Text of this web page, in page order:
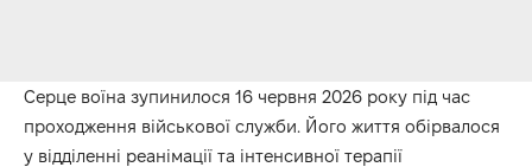
Серце воїна зупинилося 16 червня 2026 року під час
проходження військової служби. Його життя обірвалося
у відділенні реанімації та інтенсивної терапії